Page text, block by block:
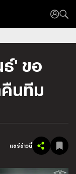
' ขอ
คืนทีม
แชร์ข่าวนี้